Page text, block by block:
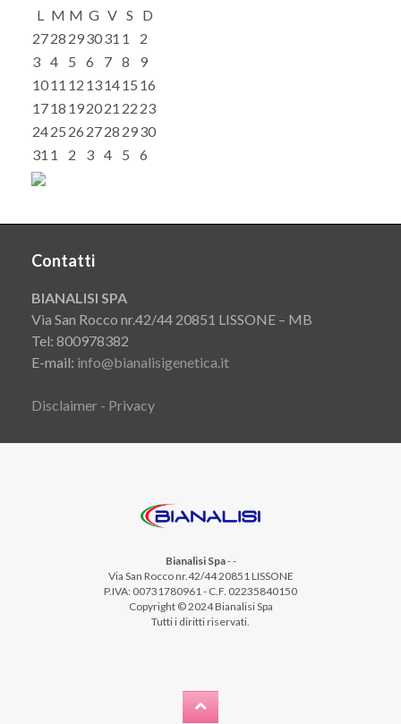
L M M G V S
D
2728 293031 1
2
3 4 5 6 7 8
9
1011 12 131415 16
1718 192021 22 23
2425 26 2728 2930
31 1 2 3 4 5 6
Contatti
BIANALISI SPA
Via San Rocco nr.42/44 20851 LISSONE – MB
Tel: 800978382
E-mail: info@bianalisigenetica.it
Disclaimer - Privacy
Bianalisi Spa--
Via San Rocco nr.42/44 20851 LISSONE
P.IVA: 00731780961 - C.F. 02235840150
Copyright © 2024 Bianalisi Spa
Tutti i diritti riservati.